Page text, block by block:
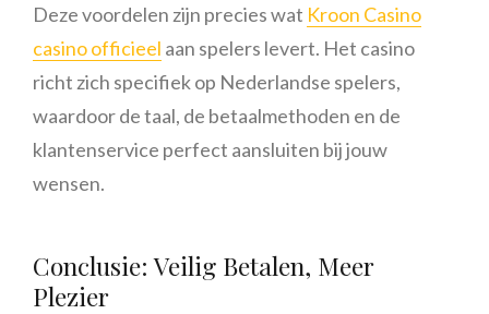
Deze voordelen zijn precies wat Kroon Casino
casino officieel aan spelers levert. Het casino
richt zich specifiek op Nederlandse spelers,
waardoor de taal, de betaalmethoden en de
klantenservice perfect aansluiten bij jouw
wensen.
Conclusie: Veilig Betalen, Meer
Plezier